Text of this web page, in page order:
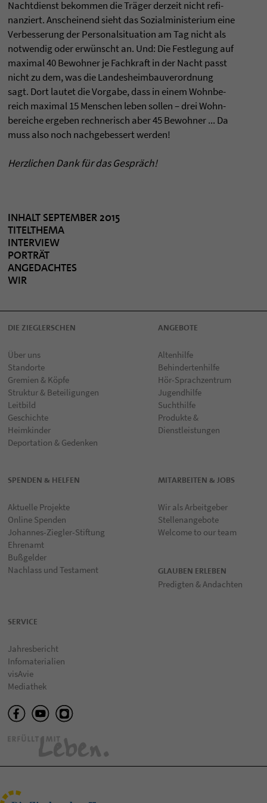
Nacht­dienst bekom­men die Träger der­zeit nicht refi­
nan­ziert. Anschei­nend sieht das Sozial­mi­nis­te­rium eine
Ver­bes­se­rung der Per­so­nal­si­tua­tion am Tag nicht als
not­wen­dig oder erwünscht an. Und: Die Fest­le­gung auf
maxi­mal 40 Bewoh­ner je Fach­kraft in der Nacht passt
nicht zu dem, was die Lan­des­heim­bau­ver­ord­nung
sagt. Dort lau­tet die Vor­gabe, dass in einem Wohn­be­
reich maxi­mal 15 Men­schen leben sol­len – drei Wohn­
be­rei­che erge­ben rech­ne­risch aber 45 Bewoh­ner ... Da
muss also noch nach­ge­bes­sert wer­den!
Herz­li­chen Dank für das Gespräch!
INHALT SEPTEMBER 2015
TITELTHEMA
INTERVIEW
PORTRÄT
ANGEDACHTES
WIR
DIE ZIEGLERSCHEN
Über uns
Standorte
Gremien & Köpfe
Struktur & Beteiligungen
Leitbild
Geschichte
Heimkinder
Deportation & Gedenken
ANGEBOTE
Altenhilfe
Behindertenhilfe
Hör-Sprachzentrum
Jugendhilfe
Suchthilfe
Produkte &
Dienstleistungen
SPENDEN & HELFEN
Aktuelle Projekte
Online Spenden
Johannes-Ziegler-Stiftung
Ehrenamt
Bußgelder
Nachlass und Testament
MITARBEITEN & JOBS
Wir als Arbeitgeber
Stellenangebote
Welcome to our team
GLAUBEN ERLEBEN
Predigten & Andachten
SERVICE
Jahresbericht
Infomaterialien
visAvie
Mediathek